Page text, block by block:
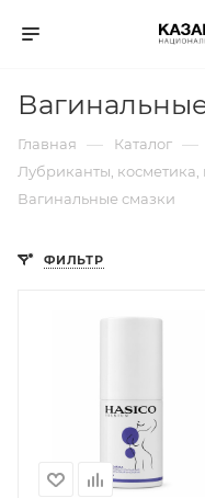
Главная — Каталог —
Лубриканты, косметика,
Вагинальные смазки
ФИЛЬТР